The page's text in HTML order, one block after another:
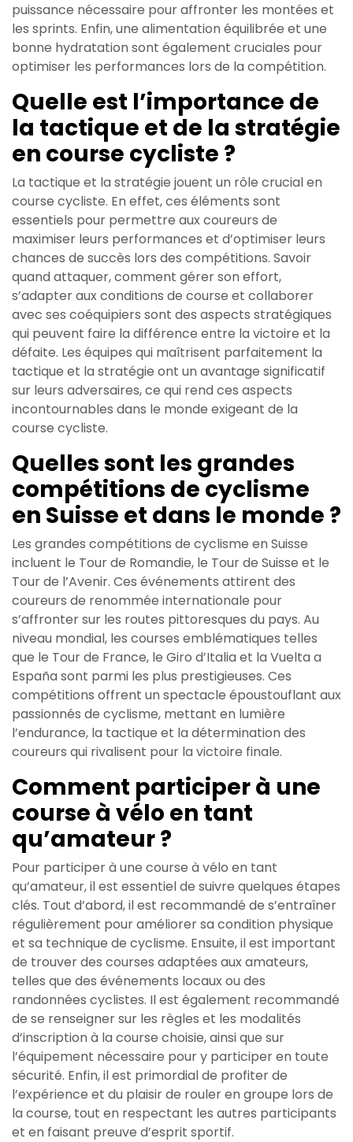
puissance nécessaire pour affronter les montées et
les sprints. Enfin, une alimentation équilibrée et une
bonne hydratation sont également cruciales pour
optimiser les performances lors de la compétition.
Quelle est l’importance de
la tactique et de la stratégie
en course cycliste ?
La tactique et la stratégie jouent un rôle crucial en
course cycliste. En effet, ces éléments sont
essentiels pour permettre aux coureurs de
maximiser leurs performances et d’optimiser leurs
chances de succès lors des compétitions. Savoir
quand attaquer, comment gérer son effort,
s’adapter aux conditions de course et collaborer
avec ses coéquipiers sont des aspects stratégiques
qui peuvent faire la différence entre la victoire et la
défaite. Les équipes qui maîtrisent parfaitement la
tactique et la stratégie ont un avantage significatif
sur leurs adversaires, ce qui rend ces aspects
incontournables dans le monde exigeant de la
course cycliste.
Quelles sont les grandes
compétitions de cyclisme
en Suisse et dans le monde ?
Les grandes compétitions de cyclisme en Suisse
incluent le Tour de Romandie, le Tour de Suisse et le
Tour de l’Avenir. Ces événements attirent des
coureurs de renommée internationale pour
s’affronter sur les routes pittoresques du pays. Au
niveau mondial, les courses emblématiques telles
que le Tour de France, le Giro d’Italia et la Vuelta a
España sont parmi les plus prestigieuses. Ces
compétitions offrent un spectacle époustouflant aux
passionnés de cyclisme, mettant en lumière
l’endurance, la tactique et la détermination des
coureurs qui rivalisent pour la victoire finale.
Comment participer à une
course à vélo en tant
qu’amateur ?
Pour participer à une course à vélo en tant
qu’amateur, il est essentiel de suivre quelques étapes
clés. Tout d’abord, il est recommandé de s’entraîner
régulièrement pour améliorer sa condition physique
et sa technique de cyclisme. Ensuite, il est important
de trouver des courses adaptées aux amateurs,
telles que des événements locaux ou des
randonnées cyclistes. Il est également recommandé
de se renseigner sur les règles et les modalités
d’inscription à la course choisie, ainsi que sur
l’équipement nécessaire pour y participer en toute
sécurité. Enfin, il est primordial de profiter de
l’expérience et du plaisir de rouler en groupe lors de
la course, tout en respectant les autres participants
et en faisant preuve d’esprit sportif.